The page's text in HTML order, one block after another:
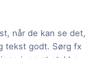
når de kan se det,
tekst godt. Sørg fx